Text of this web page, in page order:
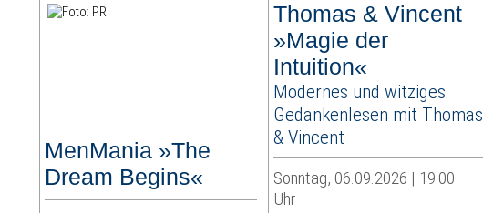
MenMania »The
Dream Begins«
Thomas & Vincent
»Magie der
Intuition«
Modernes und witziges
Gedankenlesen mit Thomas
& Vincent
Sonntag, 06.09.2026 | 19:00
Uhr